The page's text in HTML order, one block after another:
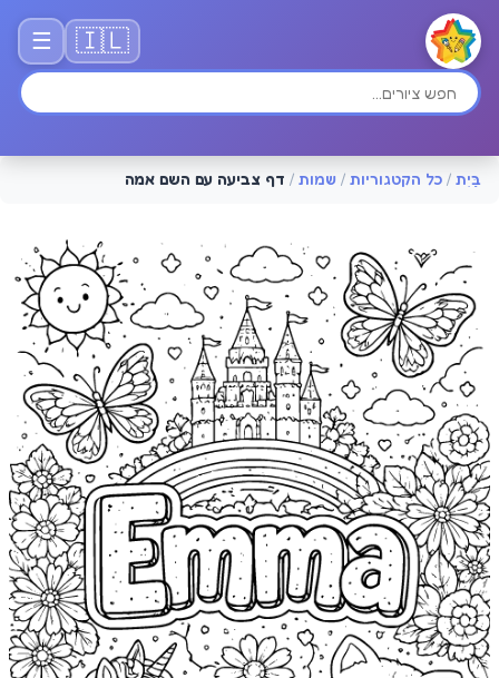
🇮🇱
☰
בַּיִת / כל הקטגוריות / שמות / דף צביעה עם השם אמה